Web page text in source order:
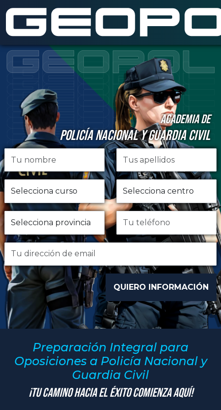
ACADEMIA DE
POLICÍA NACIONAL Y GUARDIA CIVIL
Preparación Integral para
Oposiciones a Policía Nacional y
Guardia Civil
¡Tu Camino hacia el Éxito Comienza Aquí!